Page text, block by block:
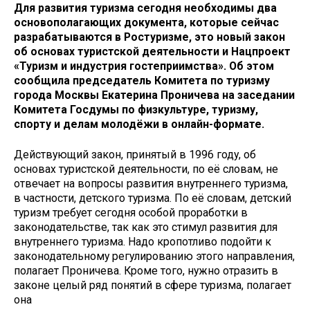
Для развития туризма сегодня необходимы два
основополагающих документа, которые сейчас
разрабатываются в Ростуризме, это новый закон
об основах туристской деятельности и Нацпроект
«Туризм и индустрия гостеприимства». Об этом
сообщила председатель Комитета по туризму
города Москвы Екатерина Проничева на заседании
Комитета Госдумы по физкультуре, туризму,
спорту и делам молодёжи в онлайн-формате.
Действующий закон, принятый в 1996 году, об
основах туристской деятельности, по её словам, не
отвечает на вопросы развития внутреннего туризма,
в частности, детского туризма. По её словам, детский
туризм требует сегодня особой проработки в
законодательстве, так как это стимул развития для
внутреннего туризма. Надо кропотливо подойти к
законодательному регулированию этого направления,
полагает Проничева. Кроме того, нужно отразить в
законе целый ряд понятий в сфере туризма, полагает
она